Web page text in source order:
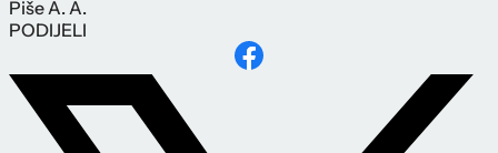
PišeA. A.
PODIJELI